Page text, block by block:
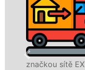
Opava
služby
jak pro
pro obchodní
společnosti.
EXTRA VYKLÍZENÍ